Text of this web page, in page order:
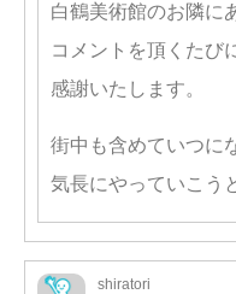
白鶴美術館のお隣に
コメントを頂くたび
感謝いたします。
街中も含めていつに
気長にやっていこう
shiratori